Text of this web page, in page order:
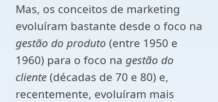
Mas, os conceitos de marketing
evoluíram bastante desde o foco na
gestão do produto (entre 1950 e
1960) para o foco na gestão do
cliente (décadas de 70 e 80) e,
recentemente, evoluíram mais